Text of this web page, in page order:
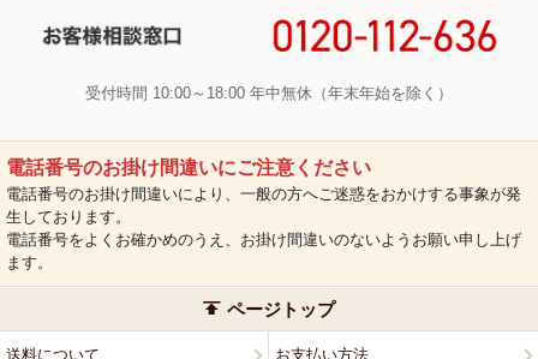
受付時間 10:00～18:00 年中無休（年末年始を除く）
電話番号のお掛け間違いにご注意ください
電話番号のお掛け間違いにより、一般の方へご迷惑をおかけする事象が発
生しております。
電話番号をよくお確かめのうえ、お掛け間違いのないようお願い申し上げ
ます。
ページトップ
送料について お支払い方法